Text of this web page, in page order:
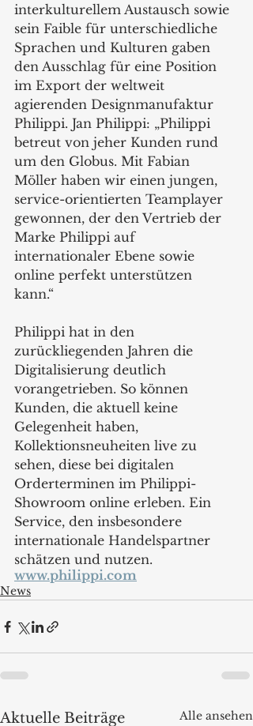
interkulturellem Austausch sowie
sein Faible für unterschiedliche
Sprachen und Kulturen gaben
den Ausschlag für eine Position
im Export der weltweit
agierenden Designmanufaktur
Philippi. Jan Philippi: „Philippi
betreut von jeher Kunden rund
um den Globus. Mit Fabian
Möller haben wir einen jungen,
service-orientierten Teamplayer
gewonnen, der den Vertrieb der
Marke Philippi auf
internationaler Ebene sowie
online perfekt unterstützen
kann.“
Philippi hat in den
zurückliegenden Jahren die
Digitalisierung deutlich
vorangetrieben. So können
Kunden, die aktuell keine
Gelegenheit haben,
Kollektionsneuheiten live zu
sehen, diese bei digitalen
Orderterminen im Philippi-
Showroom online erleben. Ein
Service, den insbesondere
internationale Handelspartner
schätzen und nutzen.
www.philippi.com
News
Aktuelle Beiträge Alle ansehen